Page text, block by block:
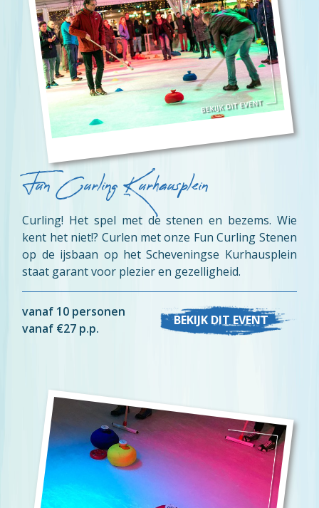
Fun Curling Kurhausplein
Curling! Het spel met de stenen en bezems. Wie
kent het niet!? Curlen met onze Fun Curling Stenen
op de ijsbaan op het Scheveningse Kurhausplein
staat garant voor plezier en gezelligheid.
vanaf 10 personen
vanaf €27 p.p.
BEKIJK DIT EVENT